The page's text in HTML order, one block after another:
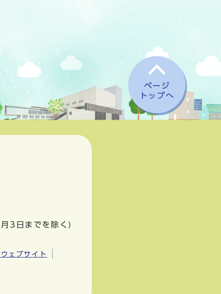
ページ
トップへ
3日までを除く)
ェブサイト